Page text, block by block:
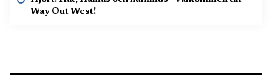
Way Out West!